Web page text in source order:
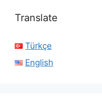
Translate
Türkçe
English